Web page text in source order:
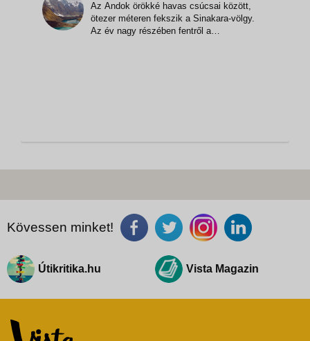
Az Andok örökké havas csúcsai között,
ötezer méteren fekszik a Sinakara-völgy.
Az év nagy részében fentről a
Kövessen minket!
Útikritika.hu Vista Magazin